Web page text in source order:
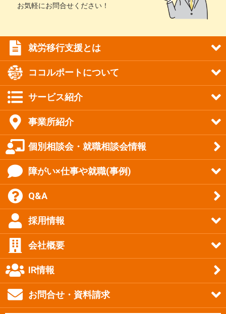
お気軽にお問合せください！
就労移行支援とは
ココルポートについて
サービス紹介
事業所紹介
個別相談会・就職相談会情報
障がい×仕事や就職(事例)
Q&A
採用情報
会社概要
IR情報
お問合せ・資料請求